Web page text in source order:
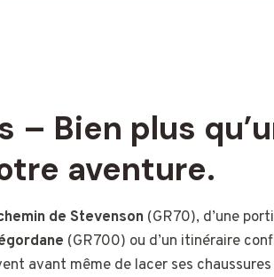
– Bien plus
aventure.
de Stevenson (GR70), d’une
(GR700) ou d’un itinéraire
avant même de lacer ses chaussures